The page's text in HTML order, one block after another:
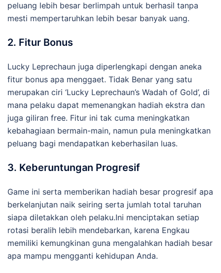
peluang lebih besar berlimpah untuk berhasil tanpa
mesti mempertaruhkan lebih besar banyak uang.
2. Fitur Bonus
Lucky Leprechaun juga diperlengkapi dengan aneka
fitur bonus apa menggaet. Tidak Benar yang satu
merupakan ciri ‘Lucky Leprechaun’s Wadah of Gold’, di
mana pelaku dapat memenangkan hadiah ekstra dan
juga giliran free. Fitur ini tak cuma meningkatkan
kebahagiaan bermain-main, namun pula meningkatkan
peluang bagi mendapatkan keberhasilan luas.
3. Keberuntungan Progresif
Game ini serta memberikan hadiah besar progresif apa
berkelanjutan naik seiring serta jumlah total taruhan
siapa diletakkan oleh pelaku.Ini menciptakan setiap
rotasi beralih lebih mendebarkan, karena Engkau
memiliki kemungkinan guna mengalahkan hadiah besar
apa mampu mengganti kehidupan Anda.